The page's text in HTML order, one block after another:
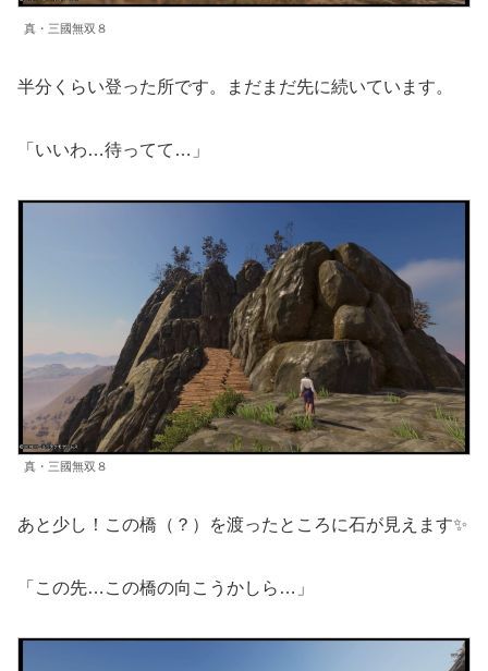
真・三國無双８
半分くらい登った所です。まだまだ先に続いています。
「いいわ…待ってて…」
真・三國無双８
あと少し！この橋（？）を渡ったところに石が見えます✨
「この先…この橋の向こうかしら…」